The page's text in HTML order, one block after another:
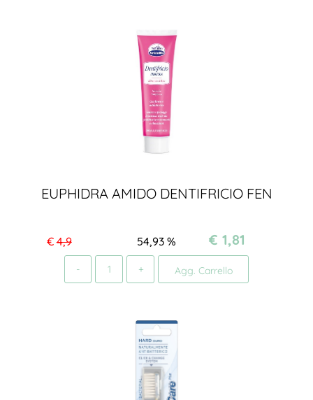
EUPHIDRA AMIDO DENTIFRICIO FEN
€4,9 %
54,93 € 1,81
Agg. Carrello